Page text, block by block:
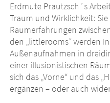
Erdmute Prautzsch´s
Traum und Wirklichkeit:
Raumerfahrungen
den „littlerooms“ werden
Außenaufnahmen in
einer illusionistischen
sich das „Vorne“ und das
ergänzen – oder auch